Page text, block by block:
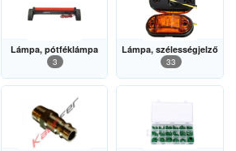
Lámpa, pótféklámpa
3
Lámpa, szélességjelző
33